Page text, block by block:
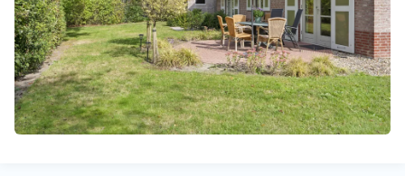
Buitenplaats de Hildenberg bietet sowohl haustierfreie als
auch haustierfreundliche Ferienhäuser. Zudem verfügt der
Park über einen eigenen Golfplatz und ein Restaurant, sodass
die Gäste Sport treiben und köstlich speisen können, ohne
den Park zu verlassen.